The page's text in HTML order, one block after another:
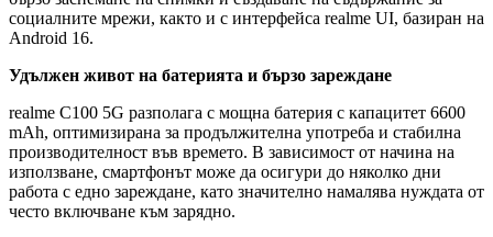
социалните мрежи, както и с интерфейса realme UI, базиран на
Android 16.
Удължен живот на батерията и бързо зареждане
realme C100 5G разполага с мощна батерия с капацитет 6600
mAh, оптимизирана за продължителна употреба и стабилна
производителност във времето. В зависимост от начина на
използване, смартфонът може да осигури до няколко дни
работа с едно зареждане, като значително намалява нуждата от
често включване към зарядно.